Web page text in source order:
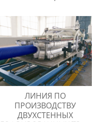
ЛИНИЯ ПО
ПРОИЗВОДСТВУ
ДВУХСТЕННЫХ